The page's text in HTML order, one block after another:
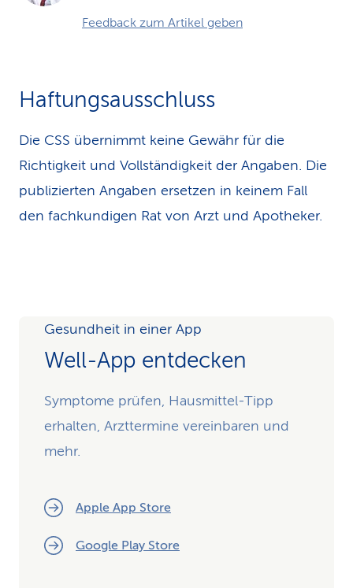
Feedback zum Artikel geben
Haftungsausschluss
Die CSS übernimmt keine Gewähr für die
Richtigkeit und Vollständigkeit der Angaben. Die
publizierten Angaben ersetzen in keinem Fall
den fachkundigen Rat von Arzt und Apotheker.
Gesundheit in einer App
Well-App entdecken
Symptome prüfen, Hausmittel-Tipp
erhalten, Arzttermine vereinbaren und
mehr.
Apple App Store
Google Play Store